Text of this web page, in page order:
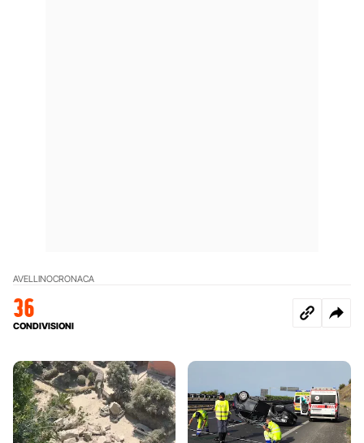
AVELLINOCRONACA
36
CONDIVISIONI